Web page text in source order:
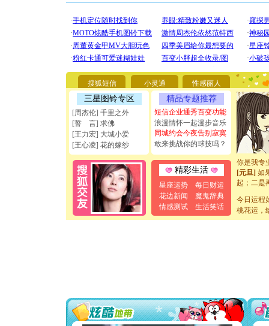
搜狐短信 小灵通 性感丽人
三星图铃专区
[周杰伦] 千里之外
[誓 言] 求佛
[王力宏] 大城小爱
[王心凌] 花的嫁纱
精品专题推荐
短信企业通秀百变功能
浪漫情怀一起漫步音乐
同城约会今夜告别寂寞
敢来挑战你的球技吗？
精彩生活
星座运势
每日财运
花边新闻
魔鬼辞典
情感测试
生活笑话
[圣诞节]
要平安！
[圣诞节]
能正大光
天都要快
[圣诞节]
如意,快
[元旦]看
断电。爱
你是我专
[元旦]如
起；二是
离。水晶
[元旦]当
泣，这痛
卖了。水
你太多，
要平安
[圣诞节]
今日运程
桃花运，